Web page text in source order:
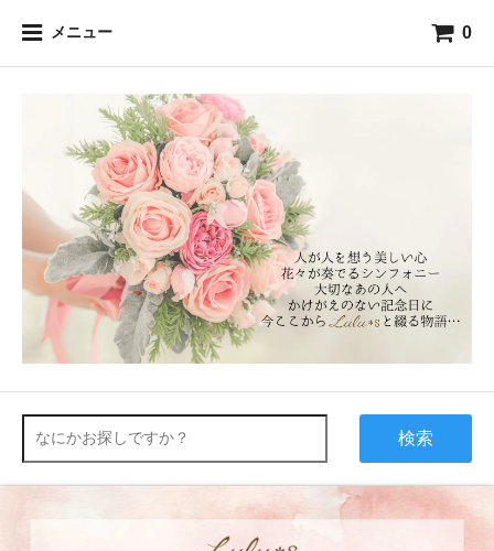
メニュー 0
検索